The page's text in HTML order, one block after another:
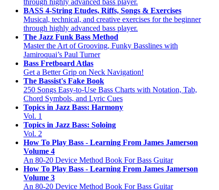
BASS 4-String Etudes, Riffs, Songs & Exercises
Musical, technical, and creative exercises for the beginner
through highly advanced bass player.
The Jazz Funk Bass Method
Master the Art of Grooving, Funky Basslines with
Jamiroquai’s Paul Turner
Bass Fretboard Atlas
Get a Better Grip on Neck Navigation!
The Bassist's Fake Book
250 Songs Easy-to-Use Bass Charts with Notation, Tab,
Chord Symbols, and Lyric Cues
Topics in Jazz Bass: Harmony
Vol. 1
Topics in Jazz Bass: Soloing
Vol. 2
How To Play Bass - Learning From James Jamerson
Volume 4
An 80-20 Device Method Book For Bass Guitar
How To Play Bass - Learning From James Jamerson
Volume 3
An 80-20 Device Method Book For Bass Guitar